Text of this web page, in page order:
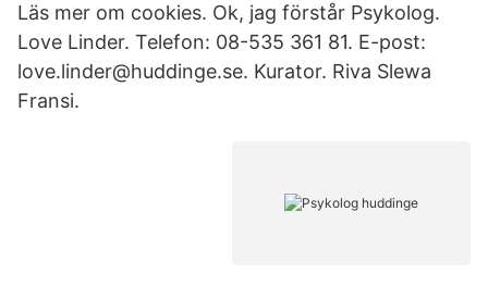
Läs mer om cookies. Ok, jag förstår Psykolog.
Love Linder. Telefon: 08-535 361 81. E-post:
love.linder@huddinge.se. Kurator. Riva Slewa
Fransi.